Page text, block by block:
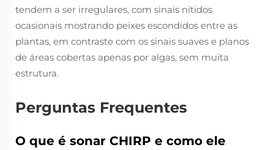
tendem a ser irregulares, com sinais nítidos
ocasionais mostrando peixes escondidos entre as
plantas, em contraste com os sinais suaves e planos
de áreas cobertas apenas por algas, sem muita
estrutura.
Perguntas Frequentes
O que é sonar CHIRP e como ele